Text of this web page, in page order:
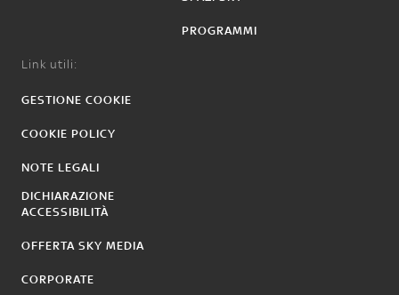
PROGRAMMI
Link utili:
GESTIONE COOKIE
COOKIE POLICY
NOTE LEGALI
DICHIARAZIONE
ACCESSIBILITÀ
OFFERTA SKY MEDIA
CORPORATE